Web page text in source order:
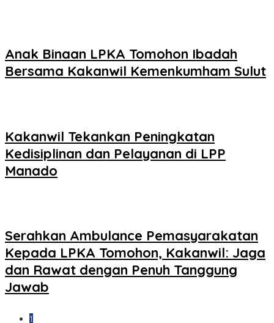
Anak Binaan LPKA Tomohon Ibadah
Bersama Kakanwil Kemenkumham Sulut
Kakanwil Tekankan Peningkatan
Kedisiplinan dan Pelayanan di LPP
Manado
Serahkan Ambulance Pemasyarakatan
Kepada LPKA Tomohon, Kakanwil: Jaga
dan Rawat dengan Penuh Tanggung
Jawab
1